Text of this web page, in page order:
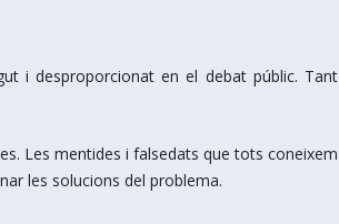
i desproporcionat en el debat públic. Tant
Les mentides i falsedats que tots coneixem
les solucions del problema.